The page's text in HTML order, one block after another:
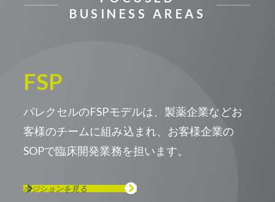
BUSINESS AREAS
FSP
パレクセルのFSPモデルは、製薬企業などお
客様のチームに組み込まれ、お客様企業の
SOPで臨床開発業務を担います。
ポジションを見る